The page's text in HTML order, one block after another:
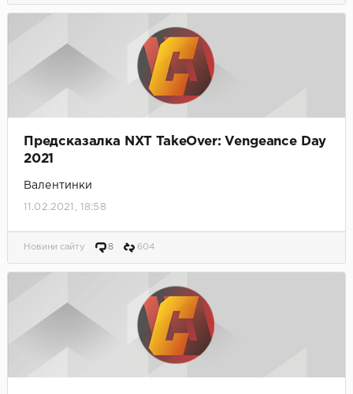
Предсказалка NXT TakeOver: Vengeance Day
2021
Валентинки
11.02.2021, 18:58
Новини сайту 8 604